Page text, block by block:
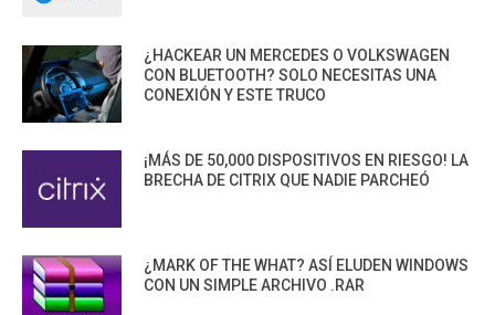
¿HACKEAR UN MERCEDES O VOLKSWAGEN
CON BLUETOOTH? SOLO NECESITAS UNA
CONEXIÓN Y ESTE TRUCO
¡MÁS DE 50,000 DISPOSITIVOS EN RIESGO! LA
BRECHA DE CITRIX QUE NADIE PARCHEÓ
¿MARK OF THE WHAT? ASÍ ELUDEN WINDOWS
CON UN SIMPLE ARCHIVO .RAR